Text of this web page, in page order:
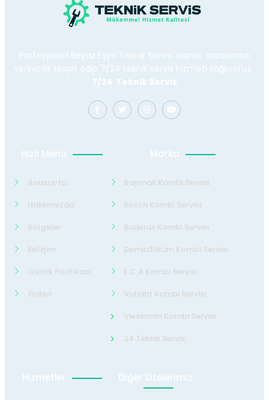
Profesyonel Beyaz Eşya Teknik Servisi olarak, arızalarınızı
yerinizde tespit edip 7/24 teknik servis hizmeti sağlıyoruz.
7/24 Teknik Servis
Hızlı Menü
Anasayfa
Hakkımızda
Bölgeler
İletişim
Gizlilik Politikası
Galeri
Marka
Baymak Kombi Servisi
Bosch Kombi Servisi
Buderus Kombi Servisi
Demirdöküm Kombi Servisi
E.C.A Kombi Servisi
Valiant Kombi Servisi
Viessman Kombi Servisi
24 Teknik Servis
Hizmetler Diğer Sitelerimiz